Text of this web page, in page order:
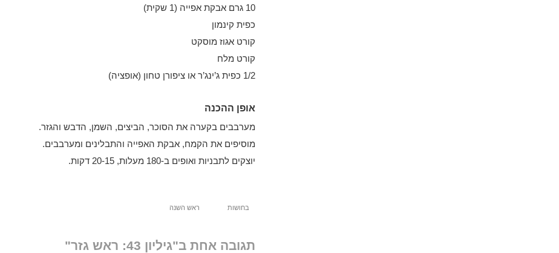
10 גרם אבקת אפייה (1 שקית)
כפית קינמון
קורט אגוז מוסקט
קורט מלח
1/2 כפית ג’ינג’ר או ציפורן טחון (אופציה)
אופן ההכנה
מערבבים בקערה את הסוכר, הביצים, השמן, הדבש והגזר.
מוסיפים את הקמח, אבקת האפייה והתבלינים ומערבבים.
יוצקים לתבניות ואופים ב-180 מעלות, 20-15 דקות.
בחושות ראש השנה
תגובה אחת ב"גיליון 43: ראש גזר"